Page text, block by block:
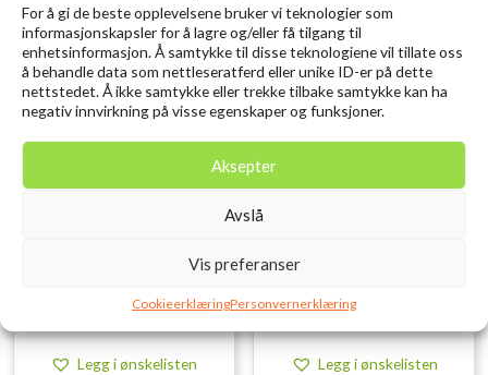
For å gi de beste opplevelsene bruker vi teknologier som
informasjonskapsler for å lagre og/eller få tilgang til
enhetsinformasjon. Å samtykke til disse teknologiene vil tillate oss
å behandle data som nettleseratferd eller unike ID-er på dette
nettstedet. Å ikke samtykke eller trekke tilbake samtykke kan ha
negativ innvirkning på visse egenskaper og funksjoner.
Aksepter
Avslå
Vis preferanser
CookieerklæringPersonvernerklæring
Crawler 8.5CM 2.3G
Legg i ønskelisten
9CM 20G Sinking Pink Belly
kr119,00
Legg i ønskelisten